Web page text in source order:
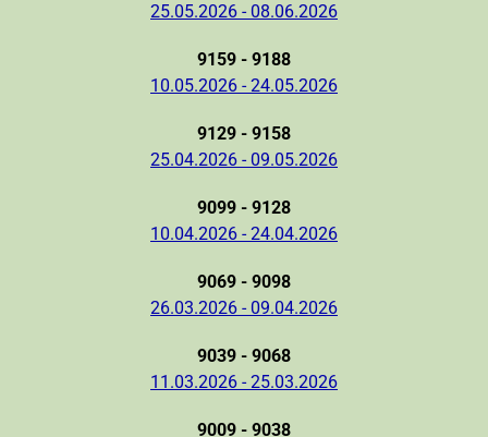
25.05.2026 - 08.06.2026
9159 - 9188
10.05.2026 - 24.05.2026
9129 - 9158
25.04.2026 - 09.05.2026
9099 - 9128
10.04.2026 - 24.04.2026
9069 - 9098
26.03.2026 - 09.04.2026
9039 - 9068
11.03.2026 - 25.03.2026
9009 - 9038